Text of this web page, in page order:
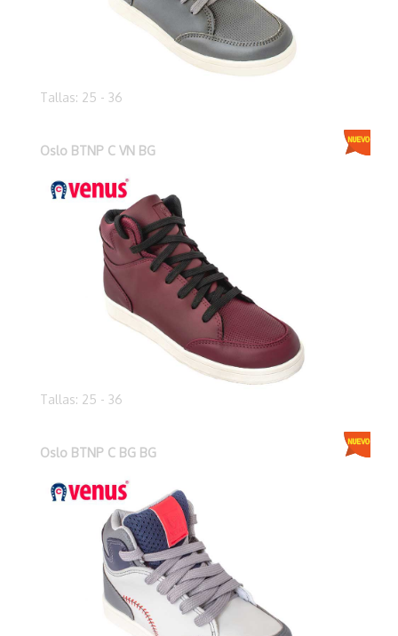
Tallas: 25 - 36
Oslo BTNP C VN BG
Tallas: 25 - 36
Oslo BTNP C BG BG